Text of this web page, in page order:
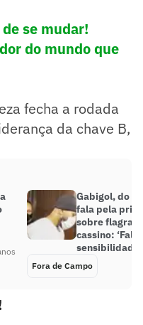
se mudar!
do mundo que
fecha a rodada
da chave B,
Gabigol, do
fala pela
sobre
cassino:
sensibilidade’
Fora de Campo